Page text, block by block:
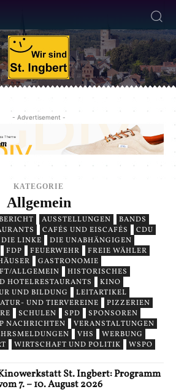
- Advertisement -
KATEGORIE
Allgemein
AUSSTELLUNGEN
BANDS
CAFÉS UND EISCAFÉS
CDU
DIE LINKE
DIE UNABHÄNGIGEN
FDP FEUERWEHR
FREIE WÄHLER
GASTRONOMIE
ALLGEMEIN
HISTORISCHES
HOTELRESTAURANTS
KINO
UND BILDUNG
LEITARTIKEL
UND TIERVEREINE
PIZZERIEN
SCHULEN SPD
SPONSOREN
NACHRICHTEN
VERANSTALTUNGEN
VHS
WERBUNG
WIRTSCHAFT UND POLITIK WSPO
St. Ingbert: Programm
7. – 10. August 2026